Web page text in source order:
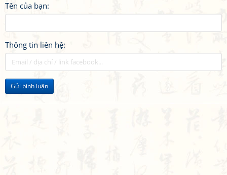
Tên của bạn:
Thông tin liên hệ:
Gửi bình luận